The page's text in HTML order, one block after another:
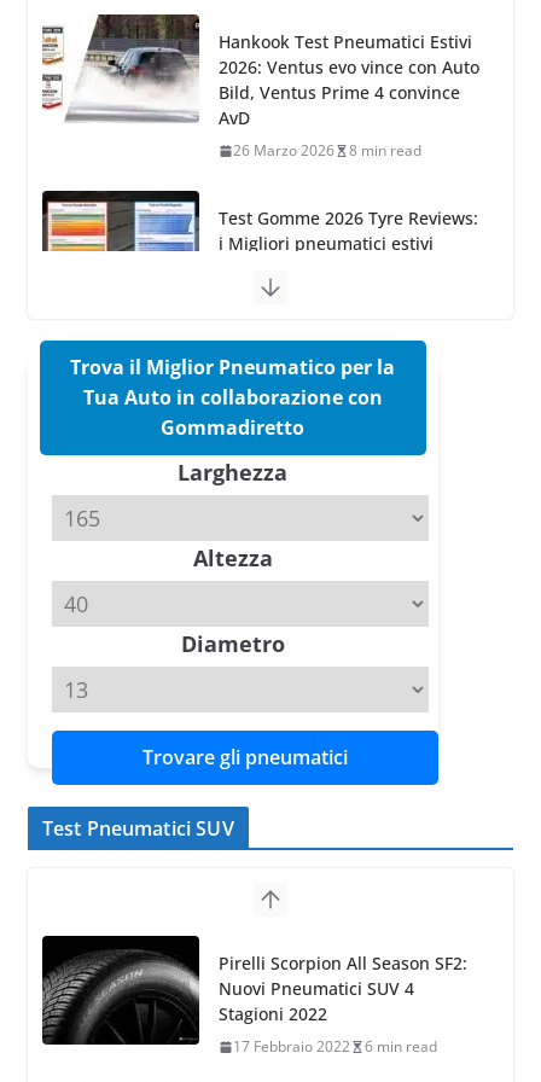
Test Gomme 2026 Tyre Reviews:
i Migliori pneumatici estivi
sportivi a confronto
Pirelli Cinturato 2026: due
confermano il salto tecnico del
Pirelli P Zero Trofeo RS: per
Tyre Reviews è la gomma semi-
slick da battere
Michelin Pilot Sport 4 S – Test
su Range Rover Sport D350 HST
11 Aprile 2026 15 min read
Trova il Miglior Pneumatico per la
Tua Auto in collaborazione con
Gommadiretto
Larghezza
Altezza
Diametro
Trovare gli pneumatici
Test Pneumatici SUV
Nokian WR SUV 3: il 1°
pneumatico invernale al mondo
di classe A
13 Maggio 2015 2 min read